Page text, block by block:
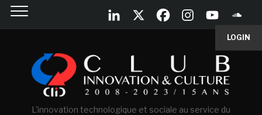
LOGIN
L'innovation technologique et sociale au service du